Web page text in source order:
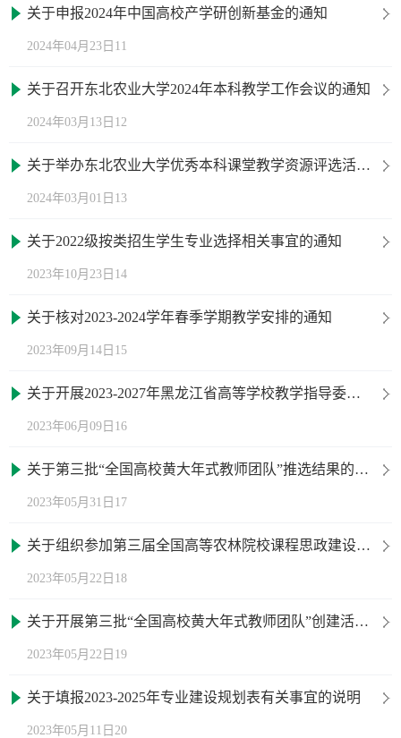
关于申报2024年中国高校产学研创新基金的通知
2024年04月23日11
关于召开东北农业大学2024年本科教学工作会议的通知
2024年03月13日12
关于举办东北农业大学优秀本科课堂教学资源评选活动的通知
2024年03月01日13
关于2022级按类招生学生专业选择相关事宜的通知
2023年10月23日14
关于核对2023-2024学年春季学期教学安排的通知
2023年09月14日15
关于开展2023-2027年黑龙江省高等学校教学指导委员会委员推荐工作的通知
2023年06月09日16
关于第三批“全国高校黄大年式教师团队”推选结果的公示
2023年05月31日17
关于组织参加第三届全国高等农林院校课程思政建设探讨会的通知
2023年05月22日18
关于开展第三批“全国高校黄大年式教师团队”创建活动推选工作的通知
2023年05月22日19
关于填报2023-2025年专业建设规划表有关事宜的说明
2023年05月11日20